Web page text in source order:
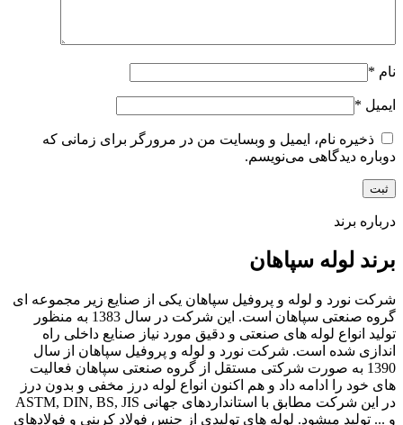
نام *
ایمیل *
ذخیره نام، ایمیل و وبسایت من در مرورگر برای زمانی که
دوباره دیدگاهی می‌نویسم.
درباره برند
برند لوله سپاهان
شرکت نورد و لوله و پروفیل سپاهان یکی از صنایع زیر مجموعه ای
گروه صنعتی سپاهان است. این شرکت در سال 1383 به منظور
تولید انواع لوله های صنعتی و دقیق مورد نیاز صنایع داخلی راه
اندازی شده است. شرکت نورد و لوله و پروفیل سپاهان از سال
1390 به صورت شرکتی مستقل از گروه صنعتی سپاهان فعالیت
های خود را ادامه داد و هم اکنون انواع لوله درز مخفی و بدون درز
در این شرکت مطابق با استانداردهای جهانی ASTM, DIN, BS, JIS
و ... تولید میشود. لوله های تولیدی از جنس فولاد کربنی و فولادهای